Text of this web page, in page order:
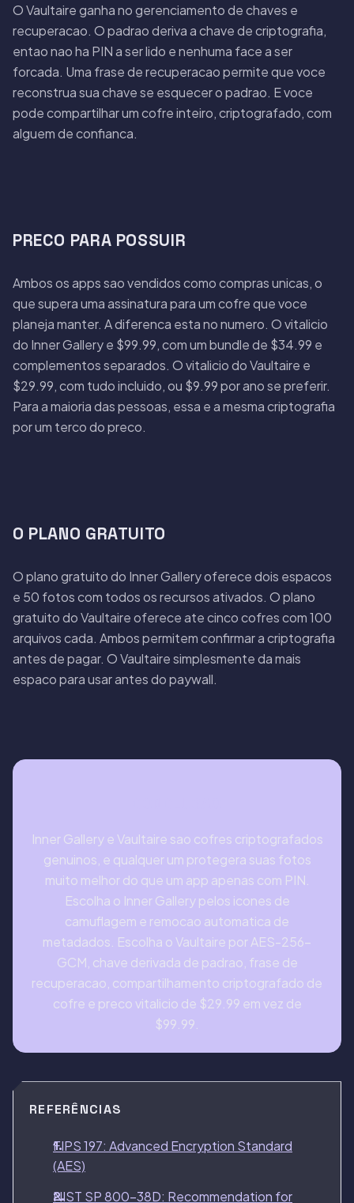
O Vaultaire ganha no gerenciamento de chaves e
recuperacao. O padrao deriva a chave de criptografia,
entao nao ha PIN a ser lido e nenhuma face a ser
forcada. Uma frase de recuperacao permite que voce
reconstrua sua chave se esquecer o padrao. E voce
pode compartilhar um cofre inteiro, criptografado, com
alguem de confianca.
PRECO PARA POSSUIR
Ambos os apps sao vendidos como compras unicas, o
que supera uma assinatura para um cofre que voce
planeja manter. A diferenca esta no numero. O vitalicio
do Inner Gallery e $99.99, com um bundle de $34.99 e
complementos separados. O vitalicio do Vaultaire e
$29.99, com tudo incluido, ou $9.99 por ano se preferir.
Para a maioria das pessoas, essa e a mesma criptografia
por um terco do preco.
O PLANO GRATUITO
O plano gratuito do Inner Gallery oferece dois espacos
e 50 fotos com todos os recursos ativados. O plano
gratuito do Vaultaire oferece ate cinco cofres com 100
arquivos cada. Ambos permitem confirmar a criptografia
antes de pagar. O Vaultaire simplesmente da mais
espaco para usar antes do paywall.
Inner Gallery e Vaultaire sao cofres criptografados
genuinos, e qualquer um protegera suas fotos
muito melhor do que um app apenas com PIN.
Escolha o Inner Gallery pelos icones de
camuflagem e remocao automatica de
metadados. Escolha o Vaultaire por AES-256-
GCM, chave derivada de padrao, frase de
recuperacao, compartilhamento criptografado de
cofre e preco vitalicio de $29.99 em vez de
$99.99.
REFERÊNCIAS
FIPS 197: Advanced Encryption Standard
(AES)
NIST SP 800-38D: Recommendation for